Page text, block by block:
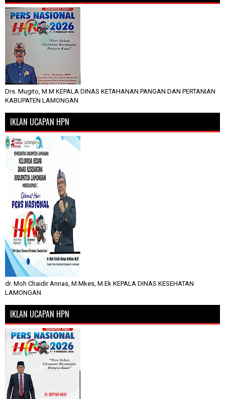
Drs. Mugito, M.M KEPALA DINAS KETAHANAN PANGAN DAN PERTANIAN
KABUPATEN LAMONGAN
IKLAN UCAPAN HPN
dr. Moh Chaidir Annas, M.Mkes, M.Ek KEPALA DINAS KESEHATAN
LAMONGAN
IKLAN UCAPAN HPN